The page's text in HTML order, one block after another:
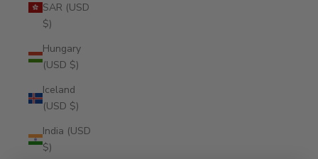
SAR (USD
$)
Hungary
(USD $)
Iceland
(USD $)
India (USD
$)